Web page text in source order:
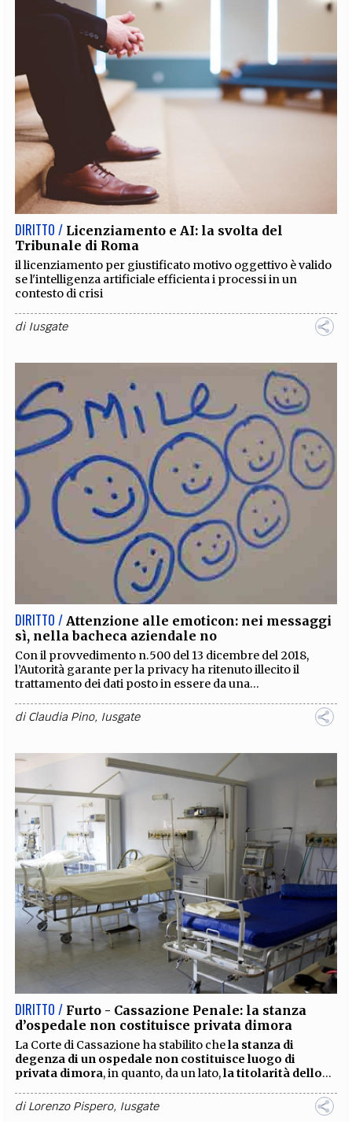
DIRITTO / Licenziamento e AI: la svolta del
Tribunale di Roma
il licenziamento per giustificato motivo oggettivo è valido
se l'intelligenza artificiale efficienta i processi in un
contesto di crisi
di Iusgate
DIRITTO / Attenzione alle emoticon: nei messaggi
sì, nella bacheca aziendale no
Con il provvedimento n.500 del 13 dicembre del 2018,
l’Autorità garante per la privacy ha ritenuto illecito il
trattamento dei dati posto in essere da una...
diClaudia Pino, Iusgate
DIRITTO / Furto - Cassazione Penale: la stanza
d’ospedale non costituisce privata dimora
La Corte di Cassazione ha stabilito chela stanza di
degenza di un ospedale non costituisce luogo di
privata dimora, in quanto, da un lato,la titolarità dello...
diLorenzo Pispero, Iusgate